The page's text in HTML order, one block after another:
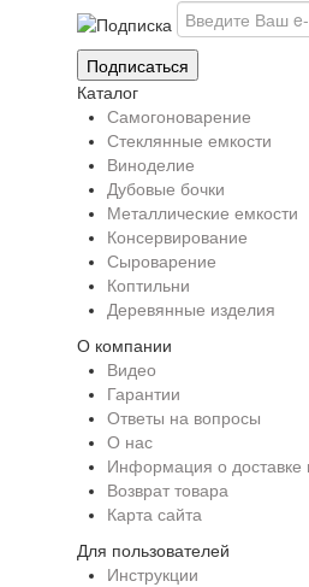
Каталог
Самогоноварение
Стеклянные емкости
Виноделие
Дубовые бочки
Металлические емкости
Консервирование
Сыроварение
Коптильни
Деревянные изделия
О компании
Видео
Гарантии
Ответы на вопросы
О нас
Информация о доставке
Возврат товара
Карта сайта
Для пользователей
Инструкции